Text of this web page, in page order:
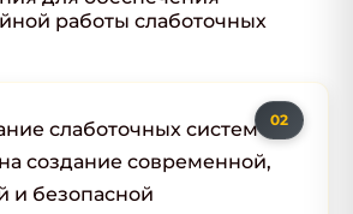
работы слаботочных
слаботочных систем
создание современной,
и безопасной